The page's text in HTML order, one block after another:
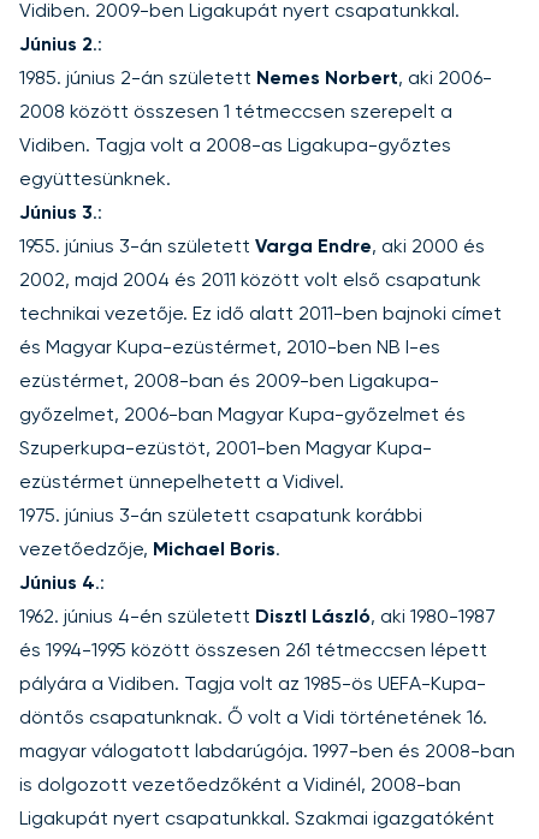
Vidiben. 2009-ben Ligakupát nyert csapatunkkal.
Június 2.:
1985. június 2-án született Nemes Norbert, aki 2006-
2008 között összesen 1 tétmeccsen szerepelt a
Vidiben. Tagja volt a 2008-as Ligakupa-győztes
együttesünknek.
Június 3.:
1955. június 3-án született Varga Endre, aki 2000 és
2002, majd 2004 és 2011 között volt első csapatunk
technikai vezetője. Ez idő alatt 2011-ben bajnoki címet
és Magyar Kupa-ezüstérmet, 2010-ben NB I-es
ezüstérmet, 2008-ban és 2009-ben Ligakupa-
győzelmet, 2006-ban Magyar Kupa-győzelmet és
Szuperkupa-ezüstöt, 2001-ben Magyar Kupa-
ezüstérmet ünnepelhetett a Vidivel.
1975. június 3-án született csapatunk korábbi
vezetőedzője, Michael Boris.
Június 4.:
1962. június 4-én született Disztl László, aki 1980-1987
és 1994-1995 között összesen 261 tétmeccsen lépett
pályára a Vidiben. Tagja volt az 1985-ös UEFA-Kupa-
döntős csapatunknak. Ő volt a Vidi történetének 16.
magyar válogatott labdarúgója. 1997-ben és 2008-ban
is dolgozott vezetőedzőként a Vidinél, 2008-ban
Ligakupát nyert csapatunkkal. Szakmai igazgatóként